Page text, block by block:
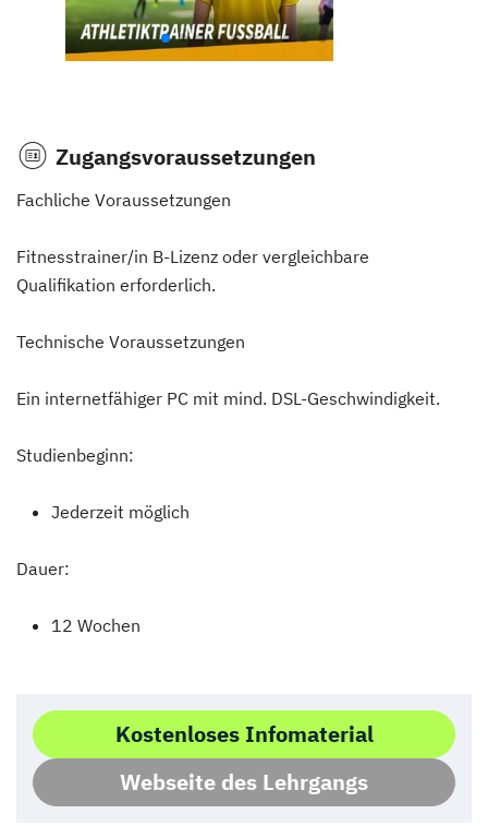
Zugangsvoraussetzungen
Fachliche Voraussetzungen
Fitnesstrainer/in B-Lizenz oder vergleichbare
Qualifikation erforderlich.
Technische Voraussetzungen
Ein internetfähiger PC mit mind. DSL-Geschwindigkeit.
Studienbeginn:
Jederzeit möglich
Dauer:
12 Wochen
Kostenloses Infomaterial
Webseite des Lehrgangs